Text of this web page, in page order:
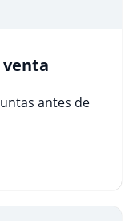
venta
antes de